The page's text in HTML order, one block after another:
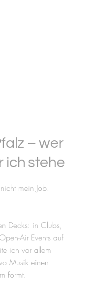
– wer
ich stehe
mein Job.
Decks: in Clubs,
Air Events auf
ich vor allem
Musik einen
formt.